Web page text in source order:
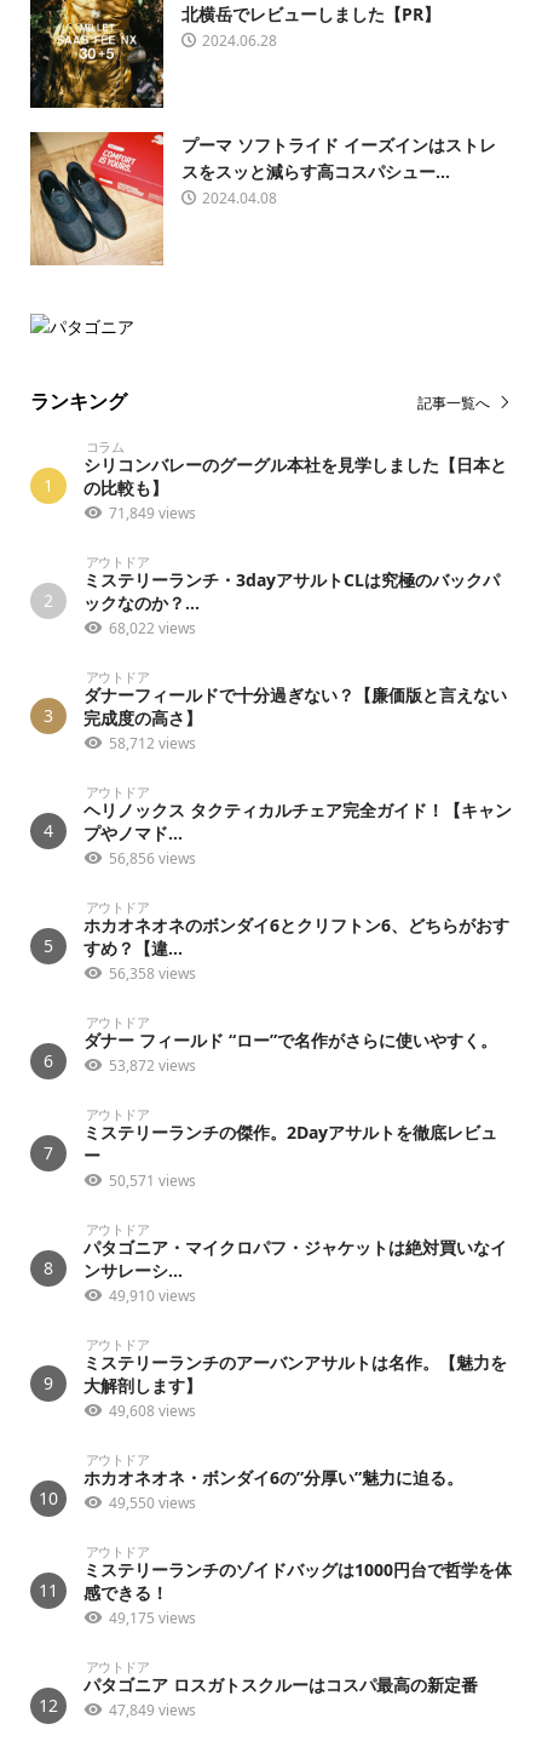
北横岳でレビューしました【PR】
2024.06.28
プーマ ソフトライド イーズインはストレ
スをスッと減らす高コスパシュー...
2024.04.08
ランキング
1
コラム
シリコンバレーのグーグル本社を見学しました【日本と
の比較も】
71,849 views
2
アウトドア
ミステリーランチ・3dayアサルトCLは究極のバックパ
ックなのか？...
68,022 views
3
アウトドア
ダナーフィールドで十分過ぎない？【廉価版と言えない
完成度の高さ】
58,712 views
4
アウトドア
ヘリノックス タクティカルチェア完全ガイド！【キャン
プやノマド...
56,856 views
5
アウトドア
ホカオネオネのボンダイ6とクリフトン6、どちらがおす
すめ？【違...
56,358 views
6
アウトドア
ダナー フィールド “ロー”で名作がさらに使いやすく。
53,872 views
7
アウトドア
ミステリーランチの傑作。2Dayアサルトを徹底レビュ
ー
50,571 views
8
アウトドア
パタゴニア・マイクロパフ・ジャケットは絶対買いなイ
ンサレーシ...
49,910 views
9
アウトドア
ミステリーランチのアーバンアサルトは名作。【魅力を
大解剖します】
49,608 views
10
アウトドア
ホカオネオネ・ボンダイ6の”分厚い”魅力に迫る。
49,550 views
11
アウトドア
ミステリーランチのゾイドバッグは1000円台で哲学を体
感できる！
49,175 views
12
アウトドア
パタゴニア ロスガトスクルーはコスパ最高の新定番
47,849 views
記事一覧へ